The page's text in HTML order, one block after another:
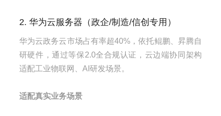
2. 华为云服务器（政企/制造/信创专用）
华为云政务云市场占有率超40%，依托鲲鹏、昇腾自
研硬件，通过等保2.0全合规认证，云边端协同架构
适配工业物联网、AI研发场景。
适配真实业务场景